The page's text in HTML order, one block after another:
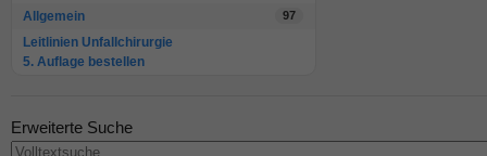
Allgemein
97
Leitlinien Unfallchirurgie
5. Auflage bestellen
Erweiterte Suche